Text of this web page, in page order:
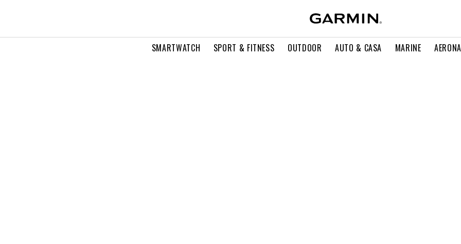
SMARTWATCH SPORT & FITNESS OUTDOOR AUTO & CASA MARINE